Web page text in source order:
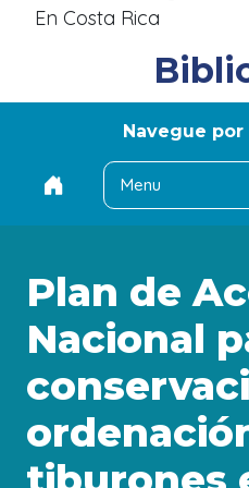
En Costa Rica
Navegue
Menu
Plan de
Nacional